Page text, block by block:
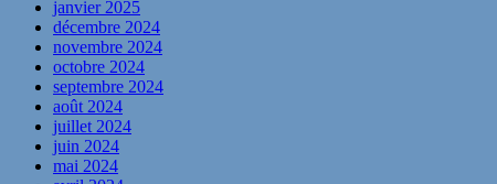
janvier 2025
décembre 2024
novembre 2024
octobre 2024
septembre 2024
août 2024
juillet 2024
juin 2024
mai 2024